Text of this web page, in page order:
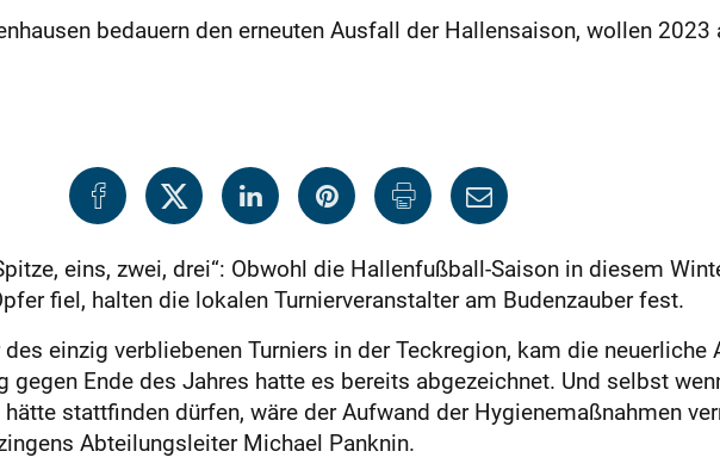
bedauern den erneuten Ausfall der Hallensaison, wollen
eins, zwei, drei“: Obwohl die Hallenfußball-Saison in diesem
fiel, halten die lokalen Turnierveranstalter am Budenzauber fest.
einzig verbliebenen Turniers in der Teckregion, kam die neuerliche
gegen Ende des Jahres hatte es bereits abgezeichnet. Und selbst
stattfinden dürfen, wäre der Aufwand der Hygienemaßnahmen
Abteilungsleiter Michael Panknin.